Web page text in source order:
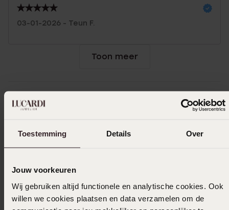
Toestemming Details Over
Jouw voorkeuren
Wij gebruiken altijd functionele en analytische cookies. Ook
willen we cookies plaatsen en data verzamelen om de
03-01-2026 - Teun F.
Toon meer
Ook leuk voor jou